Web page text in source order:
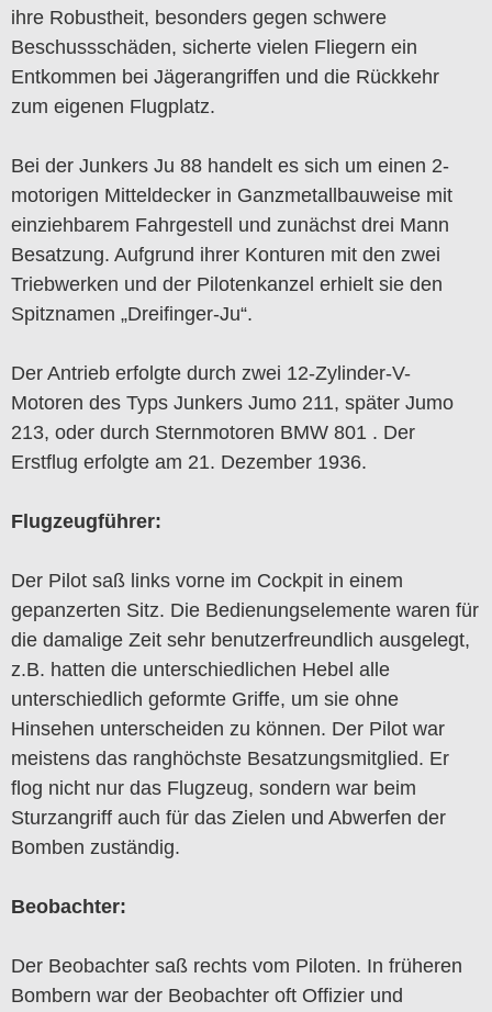
ihre Robustheit, besonders gegen schwere
Beschussschäden, sicherte vielen Fliegern ein
Entkommen bei Jägerangriffen und die Rückkehr
zum eigenen Flugplatz.
Bei der Junkers Ju 88 handelt es sich um einen 2-
motorigen Mitteldecker in Ganzmetallbauweise mit
einziehbarem Fahrgestell und zunächst drei Mann
Besatzung. Aufgrund ihrer Konturen mit den zwei
Triebwerken und der Pilotenkanzel erhielt sie den
Spitznamen „Dreifinger-Ju“.
Der Antrieb erfolgte durch zwei 12-Zylinder-V-
Motoren des Typs Junkers Jumo 211, später Jumo
213, oder durch Sternmotoren BMW 801 . Der
Erstflug erfolgte am 21. Dezember 1936.
Flugzeugführer:
Der Pilot saß links vorne im Cockpit in einem
gepanzerten Sitz. Die Bedienungselemente waren für
die damalige Zeit sehr benutzerfreundlich ausgelegt,
z.B. hatten die unterschiedlichen Hebel alle
unterschiedlich geformte Griffe, um sie ohne
Hinsehen unterscheiden zu können. Der Pilot war
meistens das ranghöchste Besatzungsmitglied. Er
flog nicht nur das Flugzeug, sondern war beim
Sturzangriff auch für das Zielen und Abwerfen der
Bomben zuständig.
Beobachter:
Der Beobachter saß rechts vom Piloten. In früheren
Bombern war der Beobachter oft Offizier und